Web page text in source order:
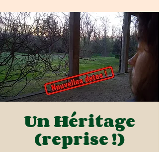
Un Héritage
(reprise !)